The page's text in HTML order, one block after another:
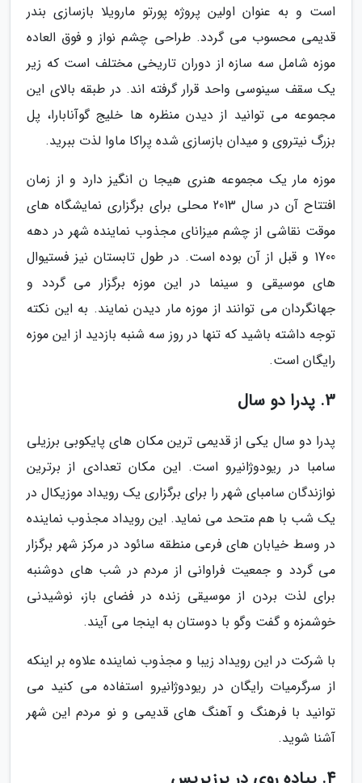
است و به عنوان اولین پروژه پورتو مارویلا بازسازی بندر
قدیمی محسوب می گردد. طراحی چشم نواز و فوق العاده
موزه شامل سه سازه از دوران تاریخی مختلف است که زیر
یک سقف سینوسی واحد قرار گرفته اند. در طبقه بالای این
مجموعه می توانید از دیدن منظره ها خلیج گوآنابارا، پل
بزرگ نیتروی و میدان بازسازی شده پراکا ماوا لذت ببرید.
موزه مار یک مجموعه هنری هیجا ن انگیز دارد و از زمان
افتتاح آن در سال 2013 محلی برای برگزاری نمایشگاه های
موقت نقاشی از چشم میزانای مجذوب نماینده شهر در دهه
1700 و قبل از آن بوده است. در طول تابستان نیز فستیوال
های موسیقی و سینما در این موزه برگزار می گردد و
جهانگردان می توانند از موزه مار دیدن نمایند. به این نکته
توجه داشته باشید که تنها در روز سه شنبه بازدید از این موزه
رایگان است.
3. پدرا دو سال
پدرا دو سال یکی از قدیمی ترین مکان های پایکوبی برزیلی
سامبا در ریودوژانیرو است. این مکان تعدادی از برترین
نوازندگان سامبای شهر را برای برگزاری یک رویداد موزیکال در
یک شب با هم متحد می نماید. این رویداد مجذوب نماینده
در وسط خیابان های فرعی منطقه سائود در مرکز شهر برگزار
می گردد و جمعیت فراوانی از مردم در شب های دوشنبه
برای لذت بردن از موسیقی زنده در فضای باز، نوشیدنی
خوشمزه و گفت وگو با دوستان به اینجا می آیند.
با شرکت در این رویداد زیبا و مجذوب نماینده علاوه بر اینکه
از سرگرمیات رایگان در ریودوژانیرو استفاده می کنید می
توانید با فرهنگ و آهنگ های قدیمی و نو مردم این شهر
آشنا شوید.